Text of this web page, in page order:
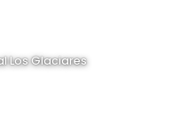
Los Glaciares